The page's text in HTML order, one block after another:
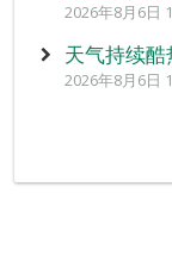
2026年8月6日
天气持续
2026年8月6日